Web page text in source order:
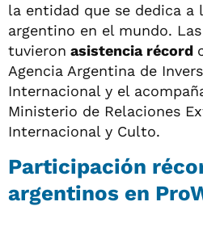
la entidad que se dedica a
argentino en el mundo.
tuvieron asistencia récord
Agencia Argentina de
Internacional y el
Ministerio de Relaciones
Internacional y Culto.
Participación
argentinos en